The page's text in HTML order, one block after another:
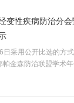
变性疾病防治分
采用公开比选的方
金森防治联盟学术年
序号主要内容中标供